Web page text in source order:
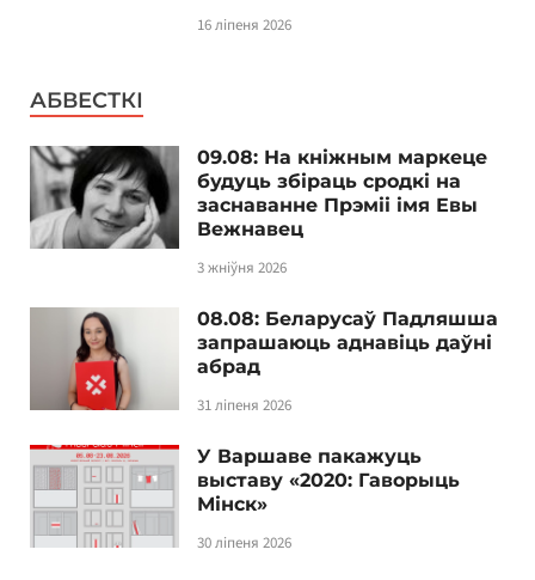
16 ліпеня 2026
АБВЕСТКІ
09.08: На кніжным маркеце
будуць збіраць сродкі на
заснаванне Прэміі імя Евы
Вежнавец
3 жніўня 2026
08.08: Беларусаў Падляшша
запрашаюць аднавіць даўні
абрад
31 ліпеня 2026
У Варшаве пакажуць
выставу «2020: Гаворыць
Мінск»
30 ліпеня 2026